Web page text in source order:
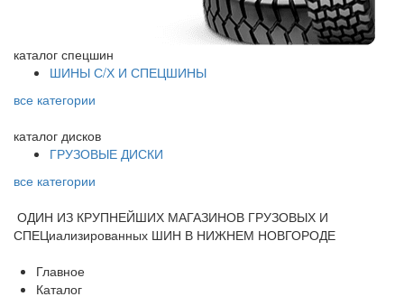
каталог спецшин
ШИНЫ С/Х И СПЕЦШИНЫ
все категории
каталог дисков
ГРУЗОВЫЕ ДИСКИ
все категории
ОДИН ИЗ КРУПНЕЙШИХ МАГАЗИНОВ ГРУЗОВЫХ И
СПЕЦиализированных ШИН В НИЖНЕМ НОВГОРОДЕ
Главное
Каталог